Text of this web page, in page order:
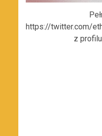
https://twitter.com/
z